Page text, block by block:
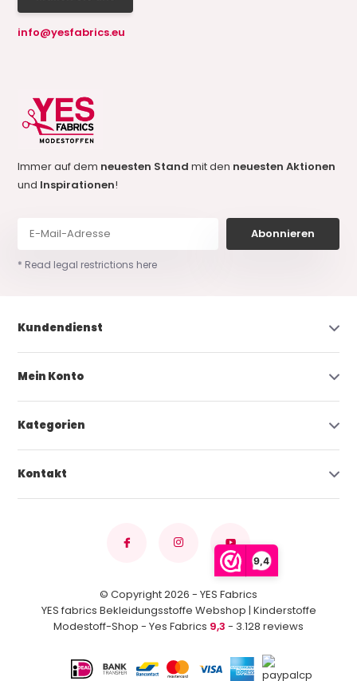
9,4
info@yesfabrics.eu
Immer auf dem neuesten Standmit den neuesten Aktionen
und Inspirationen!
Abonnieren
* Read legal restrictions here
Kundendienst
Mein Konto
Kategorien
Kontakt
© Copyright 2026 - YES Fabrics
YES fabrics Bekleidungsstoffe Webshop | Kinderstoffe
Modestoff-Shop - Yes Fabrics 9,3 - 3.128 reviews